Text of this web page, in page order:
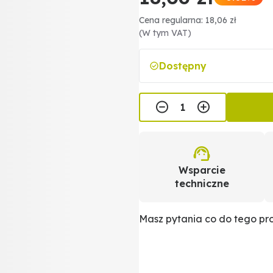
Cena regularna: 18,06 zł
(W tym VAT)
Dostępny
Wsparcie
techniczne
Masz pytania co do tego